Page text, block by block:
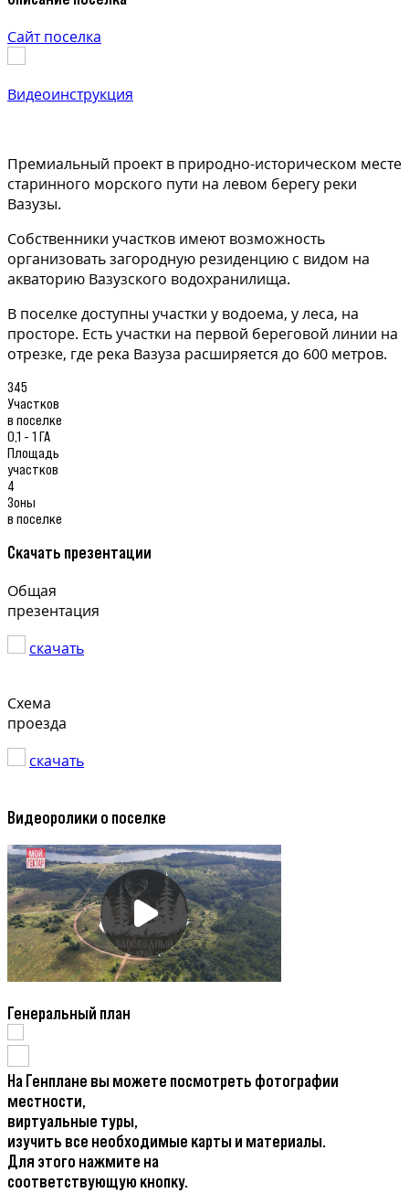
Сайт поселка
Видеоинструкция
Премиальный проект в природно-историческом месте
старинного морского пути на левом берегу реки
Вазузы.
Собственники участков имеют возможность
организовать загородную резиденцию с видом на
акваторию Вазузского водохранилища.
В поселке доступны участки у водоема, у леса, на
просторе. Есть участки на первой береговой линии на
отрезке, где река Вазуза расширяется до 600 метров.
345
Участков
в поселке
0,1 - 1 ГА
Площадь
участков
4
Зоны
в поселке
Скачать презентации
Общая
презентация
скачать
Схема
проезда
скачать
Видеоролики о поселке
Генеральный план
На Генплане вы можете посмотреть фотографии
местности,
виртуальные туры,
изучить все необходимые карты и материалы.
Для этого нажмите на
соответствующую кнопку.